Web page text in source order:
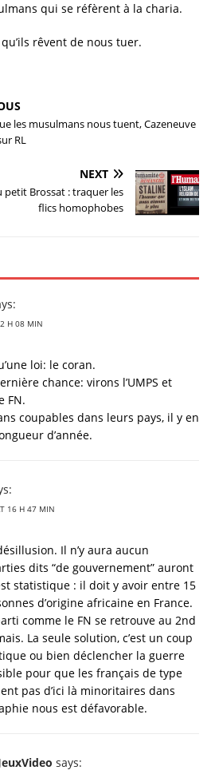
qui se réfèrent à la charia.
rêvent de nous tuer.
les musulmans nous tuent, Cazeneuve
RL
NEXT
petit Brossat : traquer les
flics homophobes
H 08 MIN
loi: le coran.
chance: virons l’UMPS et
FN.
coupables dans leurs pays, il y en
d’année.
16 H 47 MIN
Il n’y aura aucun
dits “de gouvernement” auront
statistique : il doit y avoir entre 15
d’origine africaine en France.
comme le FN se retrouve au 2nd
La seule solution, c’est un coup
ou bien déclencher la guerre
pour que les français de type
pas d’ici là minoritaires dans
nous est défavorable.
says: